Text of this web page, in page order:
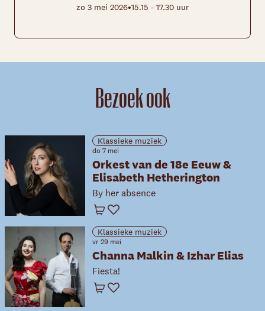
zo 3 mei 2026•15.15 - 17.30 uur
Bezoek ook
Klassieke muziek
do 7 mei
Orkest van de 18e Eeuw &
Elisabeth Hetherington
By her absence
Winkelwagen
Favoriet
Klassieke muziek
vr 29 mei
Channa Malkin & Izhar Elias
Fiesta!
Winkelwagen
Favoriet